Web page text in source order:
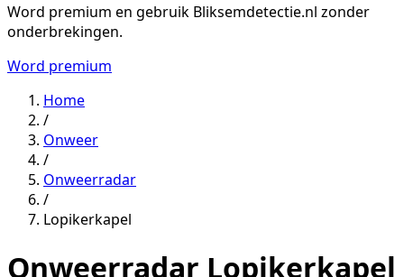
Word premium en gebruik Bliksemdetectie.nl zonder
onderbrekingen.
Word premium
Home
/
Onweer
/
Onweerradar
/
Lopikerkapel
Onweerradar Lopikerkapel